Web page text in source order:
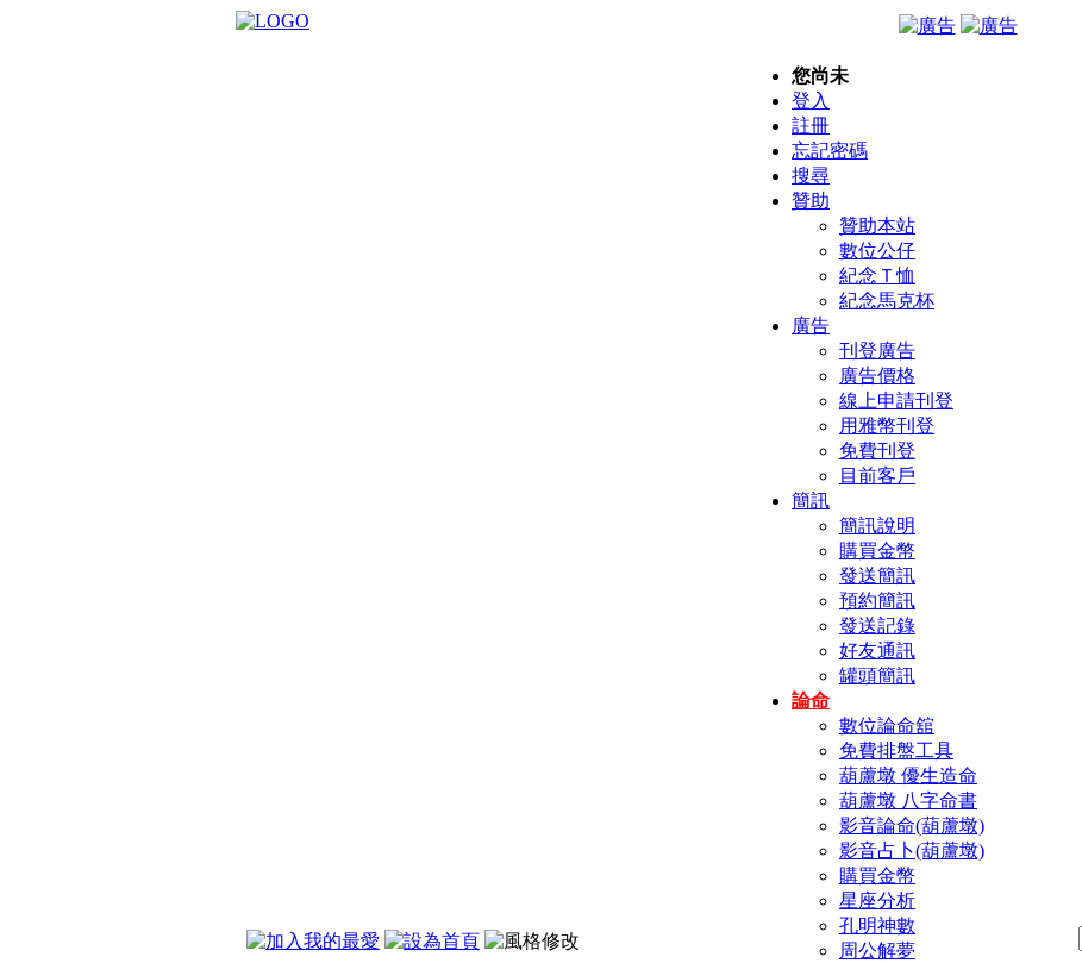
您尚未
登入
註冊
忘記密碼
搜尋
贊助
贊助本站
數位公仔
紀念Ｔ恤
紀念馬克杯
廣告
刊登廣告
廣告價格
線上申請刊登
用雅幣刊登
免費刊登
目前客戶
簡訊
簡訊說明
購買金幣
發送簡訊
預約簡訊
發送記錄
好友通訊
罐頭簡訊
論命
數位論命舘
免費排盤工具
葫蘆墩 優生造命
葫蘆墩 八字命書
影音論命(葫蘆墩)
影音占卜(葫蘆墩)
購買金幣
星座分析
孔明神數
周公解夢